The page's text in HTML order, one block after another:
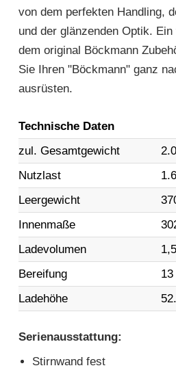
von dem perfekten Handling,
und der glänzenden Optik.
dem original Böckmann
Sie Ihren "Böckmann" ganz
ausrüsten.
Technische Daten
zul. Gesamtgewicht
Nutzlast
Leergewicht
Innenmaße
Ladevolumen
Bereifung
13
Ladehöhe
Serienausstattung:
Stirnwand fest